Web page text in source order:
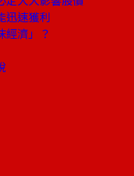
迅速獲利
經濟」？